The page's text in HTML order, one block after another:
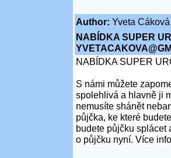
Author: Yveta Cáková
NABÍDKA SUPER
NABÍDKA SUPER
S námi můžete
spolehlivá a hlavně ji
nemusíte shánět
půjčka, ke které
budete půjčku splácet
o půjčku nyní. Více